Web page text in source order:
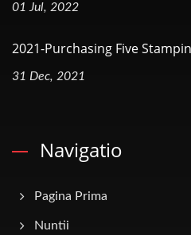
01 Jul, 2022
2021-Purchasing Five
31 Dec, 2021
Navigatio
Pagina Prima
Nuntii